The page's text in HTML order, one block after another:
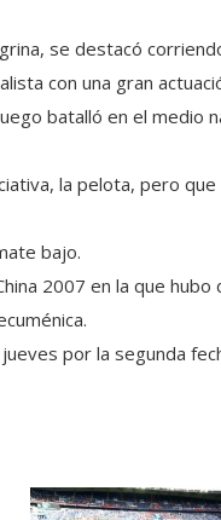
se destacó
con una gran
batalló en el medio
la pelota, pero
bajo.
2007 en la que hubo
por la segunda